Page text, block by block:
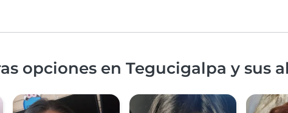
opciones en Tegucigalpa y sus